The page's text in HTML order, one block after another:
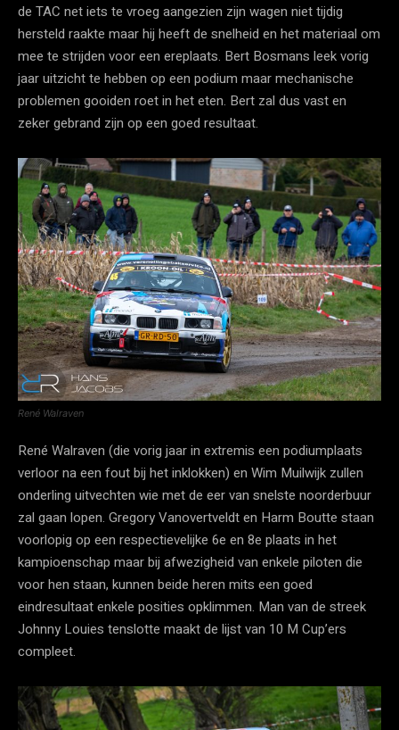
de TAC net iets te vroeg aangezien zijn wagen niet tijdig
hersteld raakte maar hij heeft de snelheid en het materiaal om
mee te strijden voor een ereplaats. Bert Bosmans leek vorig
jaar uitzicht te hebben op een podium maar mechanische
problemen gooiden roet in het eten. Bert zal dus vast en
zeker gebrand zijn op een goed resultaat.
René Walraven
René Walraven (die vorig jaar in extremis een podiumplaats
verloor na een fout bij het inklokken) en Wim Muilwijk zullen
onderling uitvechten wie met de eer van snelste noorderbuur
zal gaan lopen. Gregory Vanovertveldt en Harm Boutte staan
voorlopig op een respectievelijke 6e en 8e plaats in het
kampioenschap maar bij afwezigheid van enkele piloten die
voor hen staan, kunnen beide heren mits een goed
eindresultaat enkele posities opklimmen. Man van de streek
Johnny Louies tenslotte maakt de lijst van 10 M Cup’ers
compleet.